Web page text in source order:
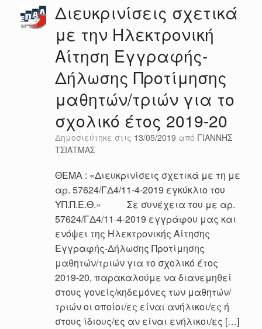
Διευκρινίσεις σχετικά
με την Ηλεκτρονική
Αίτηση Εγγραφής-
Δήλωσης Προτίμησης
μαθητών/τριών για το
σχολικό έτος 2019-20
Δημοσιεύτηκε στις 13/05/2019 από ΓΙΑΝΝΗΣ
ΤΣΙΑΤΜΑΣ
ΘΕΜΑ : «Διευκρινίσεις σχετικά με τη με
αρ. 57624/ΓΔ4/11-4-2019 εγκύκλιο του
ΥΠ.Π.Ε.Θ.» Σε συνέχεια του με αρ.
57624/ΓΔ4/11-4-2019 εγγράφου μας και
ενόψει της Ηλεκτρονικής Αίτησης
Εγγραφής-Δήλωσης Προτίμησης
μαθητών/τριών για το σχολικό έτος
2019-20, παρακαλούμε να διανεμηθεί
στους γονείς/κηδεμόνες των μαθητών/
τριών οι οποίοι/ες είναι ανήλικοι/ες ή
στους ίδιους/ες αν είναι ενήλικοι/ες […]